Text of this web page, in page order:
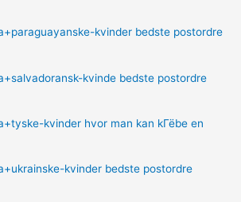
kvinder bedste postordre
kvinde bedste postordre
kvinder hvor man kan kГёbe en
kvinder bedste postordre